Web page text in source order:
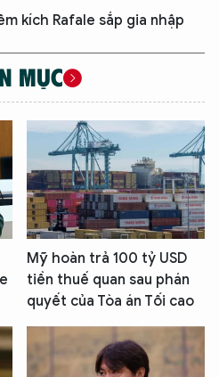
kích Rafale sắp gia nhập
MỤC
Mỹ hoàn trả 100 tỷ USD
tiền thuế quan sau phán
quyết của Tòa án Tối cao
CỦA
điều gì bạn cần biết về